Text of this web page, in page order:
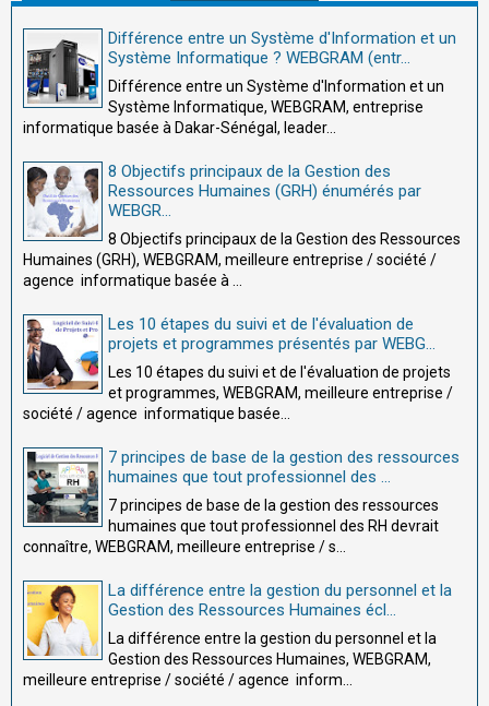
Différence entre un Système d'Information et un
Système Informatique ? WEBGRAM (entr...
Différence entre un Système d'Information et un
Système Informatique, WEBGRAM, entreprise
informatique basée à Dakar-Sénégal, leader...
8 Objectifs principaux de la Gestion des
Ressources Humaines (GRH) énumérés par
WEBGR...
8 Objectifs principaux de la Gestion des Ressources
Humaines (GRH), WEBGRAM, meilleure entreprise / société /
agence informatique basée à ...
Les 10 étapes du suivi et de l'évaluation de
projets et programmes présentés par WEBG...
Les 10 étapes du suivi et de l'évaluation de projets
et programmes, WEBGRAM, meilleure entreprise /
société / agence informatique basée...
7 principes de base de la gestion des ressources
humaines que tout professionnel des ...
7 principes de base de la gestion des ressources
humaines que tout professionnel des RH devrait
connaître, WEBGRAM, meilleure entreprise / s...
La différence entre la gestion du personnel et la
Gestion des Ressources Humaines écl...
La différence entre la gestion du personnel et la
Gestion des Ressources Humaines, WEBGRAM,
meilleure entreprise / société / agence inform...